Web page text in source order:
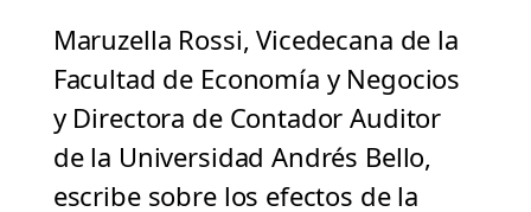
Maruzella Rossi, Vicedecana de la
Facultad de Economía y Negocios
y Directora de Contador Auditor
de la Universidad Andrés Bello,
escribe sobre los efectos de la